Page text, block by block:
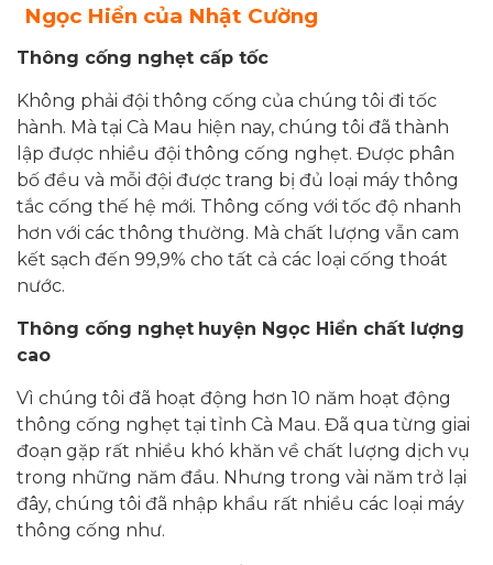
Ngọc Hiển của Nhật Cường
Thông cống nghẹt cấp tốc
Không phải đội thông cống của chúng tôi đi tốc
hành. Mà tại Cà Mau hiện nay, chúng tôi đã thành
lập được nhiều đội thông cống nghẹt. Được phân
bố đều và mỗi đội được trang bị đủ loại máy thông
tắc cống thế hệ mới. Thông cống với tốc độ nhanh
hơn với các thông thường. Mà chất lượng vẫn cam
kết sạch đến 99,9% cho tất cả các loại cống thoát
nước.
Thông cống nghẹt huyện Ngọc Hiển chất lượng
cao
Vì chúng tôi đã hoạt động hơn 10 năm hoạt động
thông cống nghẹt tại tỉnh Cà Mau. Đã qua từng giai
đoạn gặp rất nhiều khó khăn về chất lượng dịch vụ
trong những năm đầu. Nhưng trong vài năm trở lại
đây, chúng tôi đã nhập khẩu rất nhiều các loại máy
thông cống như.